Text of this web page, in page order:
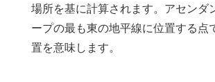
場所を基に計算されます。アセンダ
ープの最も東の地平線に位置する点
置を意味します。